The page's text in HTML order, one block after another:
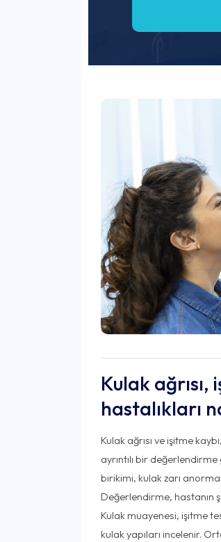
Kulak
hastalıkları
Kulak ağrısı ve işitme
ayrıntılı bir
birikimi, kulak zarı
Değerlendirme, hastanın
Kulak muayenesi, işitme
kulak yapıları incelenir.